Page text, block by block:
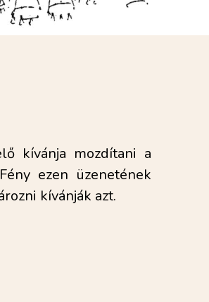
ezen üzenetének
kívánják azt.